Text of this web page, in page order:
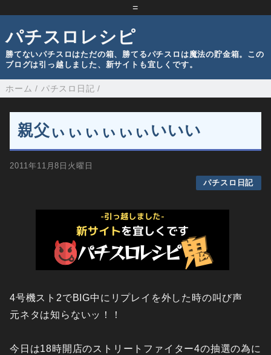
=
パチスロレシピ
勝てないパチスロはただの箱、勝てるパチスロは魔法の貯金箱。この
ブログは引っ越しました、新サイトも宜しくです。
ホーム / パチスロ日記 /
親父ぃぃぃぃぃぃいいい
2011年11月8日火曜日
パチスロ日記
4号機スト2でBIG中にリプレイを外した時の叫び声
元ネタは知らないッ！！
今日は18時開店のストリートファイター4の抽選の為に